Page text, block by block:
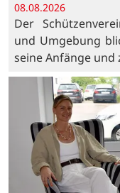
08.08.2026
Der
und Umgebung
seine Anfänge und